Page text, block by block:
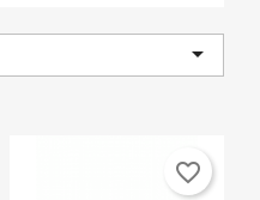

favorite_border